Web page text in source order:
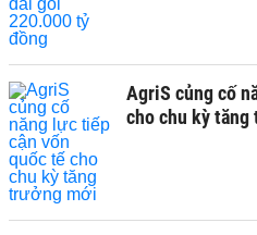
AgriS củng cố
cho chu kỳ tăng